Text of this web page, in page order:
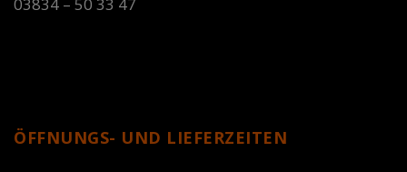
ÖFFNUNGS- UND LIEFERZEITEN